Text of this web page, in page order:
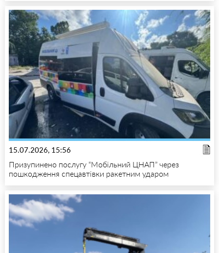
15.07.2026, 15:56
Призупинено послугу “Мобільний ЦНАП” через
пошкодження спецавтівки ракетним ударом